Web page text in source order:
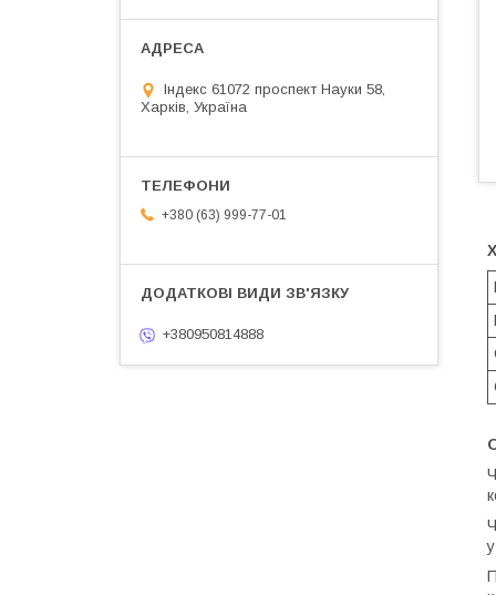
Індекс 61072 проспект Науки 58,
Харків, Україна
+380 (63) 999-77-01
+380950814888